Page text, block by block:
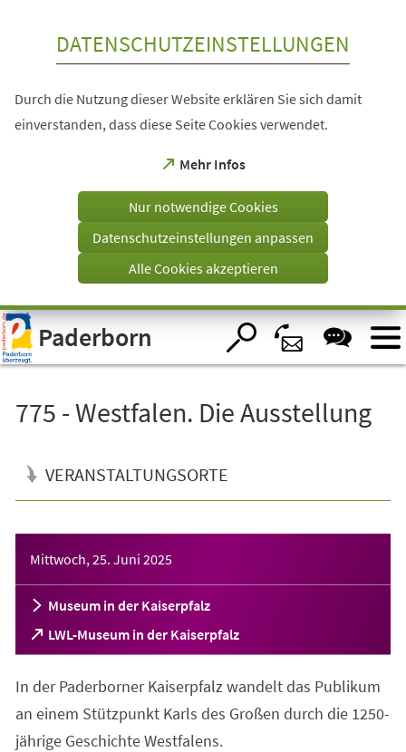
Visuelle
Assistenzsoftware
öffnen.
DATENSCHUTZEINSTELLUNGEN
Durch die Nutzung dieser Website erklären Sie sich damit
einverstanden, dass diese Seite Cookies verwendet.
Mehr Infos
(Öffnet
einem
Tab)
Nur notwendige Cookies
Datenschutzeinstellungen anpassen
Alle Cookies akzeptieren
Paderborn
775 - Westfalen. Die Ausstellung
VERANSTALTUNGSORTE
Mittwoch, 25. Juni 2025
Museum in der Kaiserpfalz
LWL-Museum in der Kaiserpfalz
(Öffnet
in
neuen
Tab)
In der Paderborner Kaiserpfalz wandelt das Publikum
an einem Stützpunkt Karls des Großen durch die 1250-
jährige Geschichte Westfalens.